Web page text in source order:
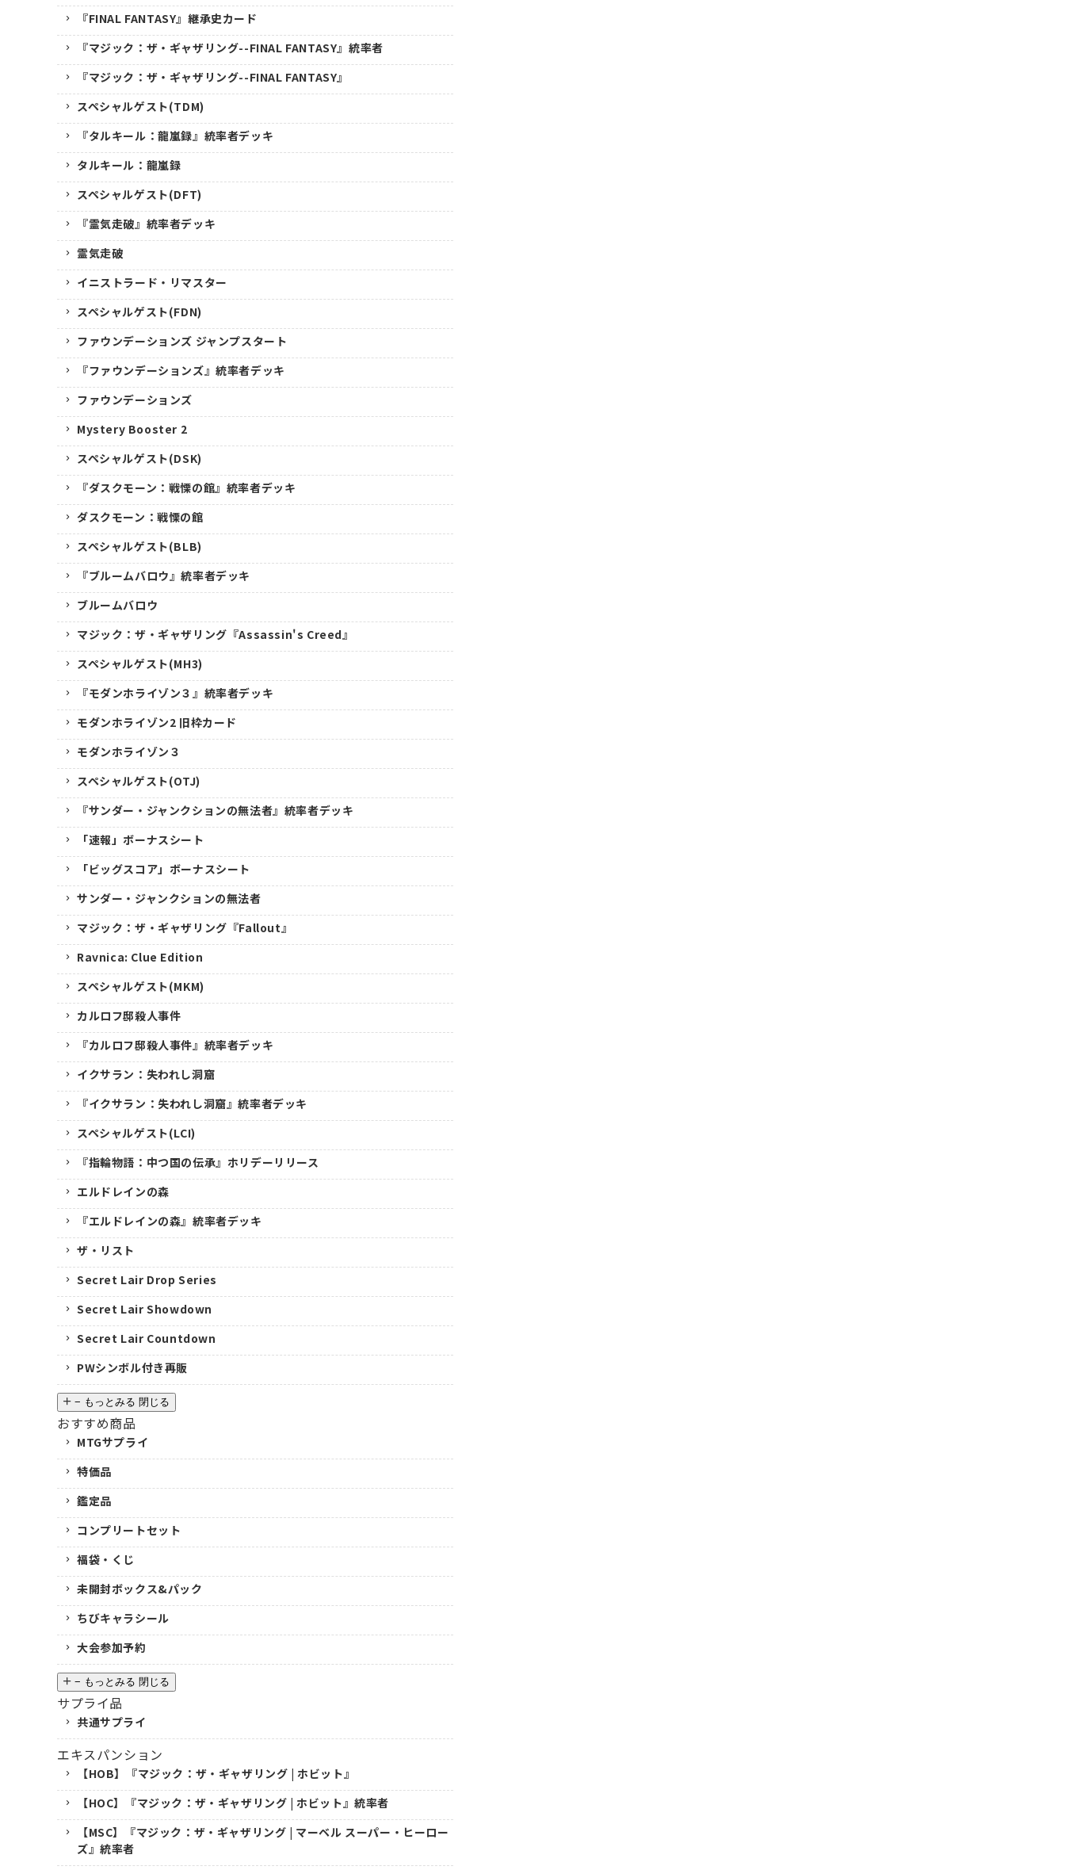
『FINAL FANTASY』継承史カード
『マジック：ザ・ギャザリング--FINAL FANTASY』統率者
『マジック：ザ・ギャザリング--FINAL FANTASY』
スペシャルゲスト(TDM)
『タルキール：龍嵐録』統率者デッキ
タルキール：龍嵐録
スペシャルゲスト(DFT)
『霊気走破』統率者デッキ
霊気走破
イニストラード・リマスター
スペシャルゲスト(FDN)
ファウンデーションズ ジャンプスタート
『ファウンデーションズ』統率者デッキ
ファウンデーションズ
Mystery Booster 2
スペシャルゲスト(DSK)
『ダスクモーン：戦慄の館』統率者デッキ
ダスクモーン：戦慄の館
スペシャルゲスト(BLB)
『ブルームバロウ』統率者デッキ
ブルームバロウ
マジック：ザ・ギャザリング『Assassin's Creed』
スペシャルゲスト(MH3)
『モダンホライゾン３』統率者デッキ
モダンホライゾン2 旧枠カード
モダンホライゾン３
スペシャルゲスト(OTJ)
『サンダー・ジャンクションの無法者』統率者デッキ
「速報」ボーナスシート
「ビッグスコア」ボーナスシート
サンダー・ジャンクションの無法者
マジック：ザ・ギャザリング『Fallout』
Ravnica: Clue Edition
スペシャルゲスト(MKM)
カルロフ邸殺人事件
『カルロフ邸殺人事件』統率者デッキ
イクサラン：失われし洞窟
『イクサラン：失われし洞窟』統率者デッキ
スペシャルゲスト(LCI)
『指輪物語：中つ国の伝承』ホリデーリリース
エルドレインの森
『エルドレインの森』統率者デッキ
ザ・リスト
Secret Lair Drop Series
Secret Lair Showdown
Secret Lair Countdown
PWシンボル付き再販
− もっとみる 閉じる
おすすめ商品
MTGサプライ
特価品
鑑定品
コンプリートセット
福袋・くじ
未開封ボックス&パック
ちびキャラシール
大会参加予約
− もっとみる 閉じる
サプライ品
共通サプライ
エキスパンション
【HOB】『マジック：ザ・ギャザリング | ホビット』
【HOC】『マジック：ザ・ギャザリング | ホビット』統率者
【MSC】『マジック：ザ・ギャザリング | マーベル スーパー・ヒーロー
ズ』統率者